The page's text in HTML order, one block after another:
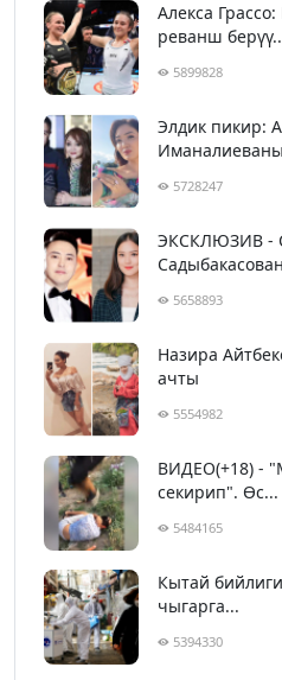
Алекса
реванш
5899828
Элдик пикир:
5728247
ЭКСКЛЮЗИВ -
5658893
Назира
ачты
5554982
ВИДЕО(+18) -
секирип". Өс...
5484165
Кытай
чыгарга...
5394330